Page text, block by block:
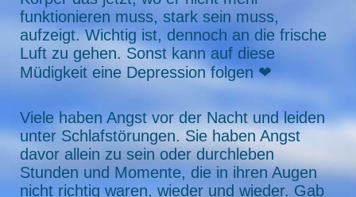
funktionieren muss, stark sein muss,
aufzeigt. Wichtig ist, dennoch an die frische
Luft zu gehen. Sonst kann auf diese
Müdigkeit eine Depression folgen ❤
Viele haben Angst vor der Nacht und leiden
unter Schlafstörungen. Sie haben Angst
davor allein zu sein oder durchleben
Stunden und Momente, die in ihren Augen
nicht richtig waren, wieder und wieder. Gab